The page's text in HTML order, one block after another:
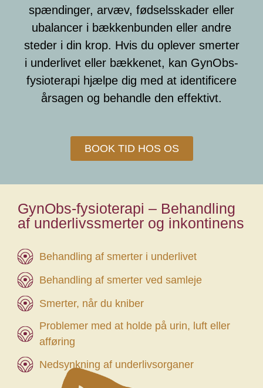
spændinger, arvæv, fødselsskader eller
ubalancer i bækkenbunden eller andre
steder i din krop. Hvis du oplever smerter
i underlivet eller bækkenet, kan GynObs-
fysioterapi hjælpe dig med at identificere
årsagen og behandle den effektivt.
BOOK TID HOS OS
GynObs-fysioterapi – Behandling
af underlivssmerter og inkontinens
Behandling af smerter i underlivet
Behandling af smerter ved samleje
Smerter, når du kniber
Problemer med at holde på urin, luft eller
afføring
Nedsynkning af underlivsorganer